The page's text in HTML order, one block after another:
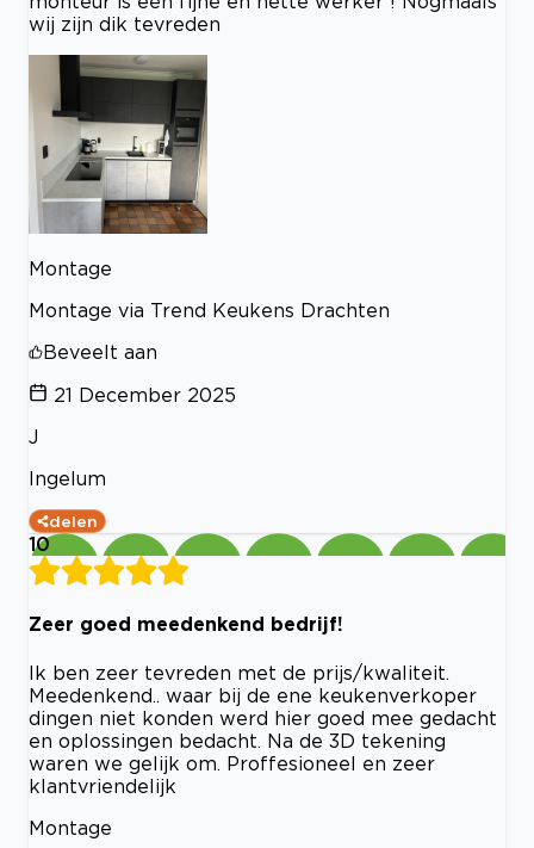
wij zijn dik tevreden
Montage
Montage via Trend Keukens Drachten
Beveelt aan
21 December 2025
J
Ingelum
delen
10
Zeer goed meedenkend bedrijf!
Ik ben zeer tevreden met de prijs/kwaliteit.
Meedenkend.. waar bij de ene keukenverkoper
dingen niet konden werd hier goed mee gedacht
en oplossingen bedacht. Na de 3D tekening
waren we gelijk om. Proffesioneel en zeer
klantvriendelijk
Montage